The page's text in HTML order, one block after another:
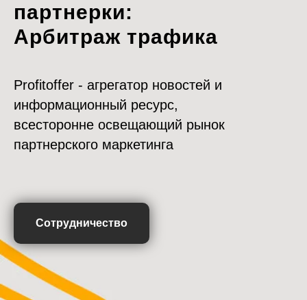
партнерки:
Арбитраж трафика
Profitoffer - агрегатор новостей и
информационный ресурс,
всесторонне освещающий рынок
партнерского маркетинга
Сотрудничество